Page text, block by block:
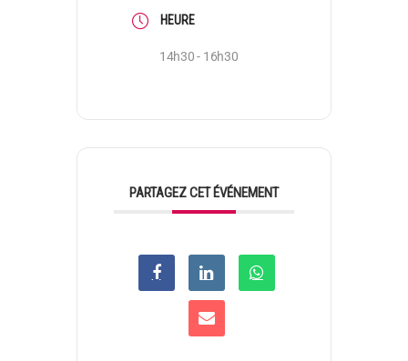
HEURE
14h30 - 16h30
PARTAGEZ CET ÉVÉNEMENT